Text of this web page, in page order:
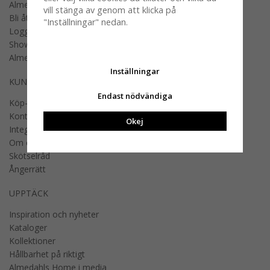
Almedahls designers
Bli återförsäljare
Logga in B2B
Showroom
Almedahls offentlig miljö
KUNDSERVICE
Köp- och fraktvillkor
Kontakta oss
Integritetspolicy
Om cookies
Skötselråd
Ångerrätt
UPPTÄCK
Inspiration och nyheter
Kataloger
Kollektioner
Hållbarhet på riktigt
Almedahls Home i media
vill stänga av genom att klicka på
"Inställningar" nedan.
Inställningar
Endast nödvändiga
Okej